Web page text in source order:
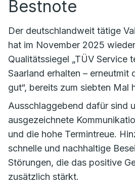
Bestnote
Der deutschlandweit tätige
hat im November 2025
Qualitätssiegel „TÜV Service
Saarland erhalten – erneutmit
gut“, bereits zum siebten Mal
Ausschlaggebend dafür sind
ausgezeichnete
und die hohe Termintreue.
schnelle und nachhaltige
Störungen, die das positive
zusätzlich stärkt.